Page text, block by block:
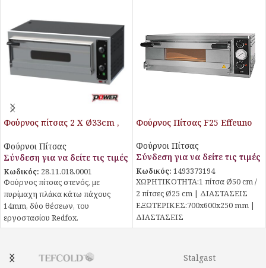
Φούρνος πίτσας 2 Χ Ø33cm ,
Φούρνοι Πίτσας
Σύνδεση για να δείτε τις τιμές
Κωδικός: 28.11.018.0001
Φούρνος πίτσας στενός, με
πυρίμαχη πλάκα κάτω πάχους
14mm, δύο θέσεων, του
εργοστασίου Redfox.
Φούρνος Πίτσας F25 Effeuno
Φούρνοι Πίτσας
Σύνδεση για να δείτε τις τιμές
Κωδικός: 1493373194
ΧΩΡΗΤΙΚΟΤΗΤΑ:1 πίτσα Ø50 cm /
2 πίτσες Ø25 cm | ΔΙΑΣΤΑΣΕΙΣ
ΕΞΩΤΕΡΙΚΕΣ:700x600x250 mm |
ΔΙΑΣΤΑΣΕΙΣ
ΕΣΩΤΕΡΙΚΕΣ:520x520x110 mm |
Stalgast